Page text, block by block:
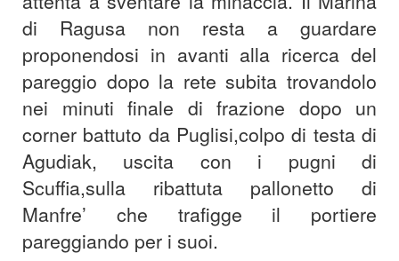
di Ragusa non resta a guardare
proponendosi in avanti alla ricerca del
pareggio dopo la rete subita trovandolo
nei minuti finale di frazione dopo un
corner battuto da Puglisi,colpo di testa di
Agudiak, uscita con i pugni di
Scuffia,sulla ribattuta pallonetto di
Manfre’ che trafigge il portiere
pareggiando per i suoi.